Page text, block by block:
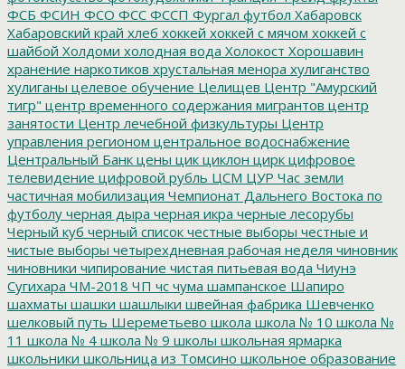
ФСБ ФСИН ФСО ФСС ФССП Фургал футбол Хабаровск
Хабаровский край хлеб хоккей хоккей с мячом хоккей с
шайбой Холдоми холодная вода Холокост Хорошавин
хранение наркотиков хрустальная менора хулиганство
хулиганы целевое обучение Целищев Центр "Амурский
тигр" центр временного содержания мигрантов центр
занятости Центр лечебной физкультуры Центр
управления регионом центральное водоснабжение
Центральный Банк цены цик циклон цирк цифровое
телевидение цифровой рубль ЦСМ ЦУР Час земли
частичная мобилизация Чемпионат Дальнего Востока по
футболу черная дыра черная икра черные лесорубы
Черный куб черный список честные выборы честные и
чистые выборы четырехдневная рабочая неделя чиновник
чиновники чипирование чистая питьевая вода Чиунэ
Сугихара ЧМ-2018 ЧП чс чума шампанское Шапиро
шахматы шашки шашлыки швейная фабрика Шевченко
шелковый путь Шереметьево школа школа № 10 школа №
11 школа № 4 школа № 9 школы школьная ярмарка
школьники школьница из Томсино школьное образование